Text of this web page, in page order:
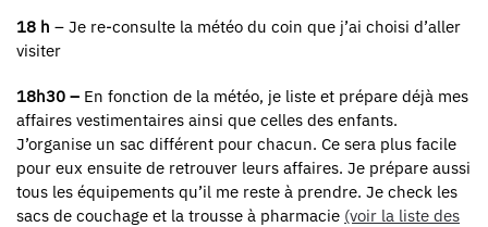
18 h – Je re-consulte la météo du coin que j’ai choisi d’aller
visiter
18h30 – En fonction de la météo, je liste et prépare déjà mes
affaires vestimentaires ainsi que celles des enfants.
J’organise un sac différent pour chacun. Ce sera plus facile
pour eux ensuite de retrouver leurs affaires. Je prépare aussi
tous les équipements qu’il me reste à prendre. Je check les
sacs de couchage et la trousse à pharmacie (voir la liste des